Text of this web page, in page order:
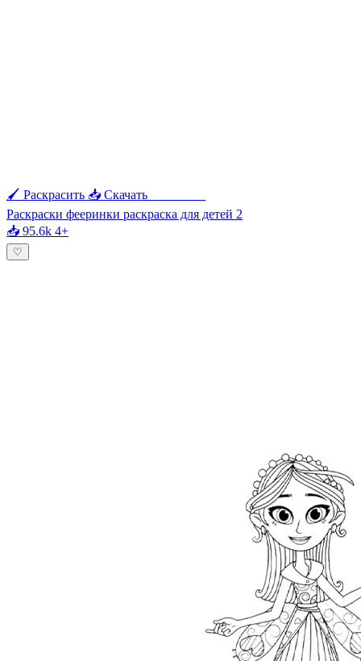
🖌 Раскрасить 📥 Скачать
Раскраски фееринки раскраска для детей 2
📥 95.6k 4+
♡